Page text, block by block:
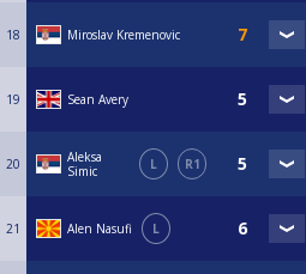
18 Miroslav Kremenovic
19 Sean Avery
20
Aleksa
Simic
L R1
21 Alen Nasufi L